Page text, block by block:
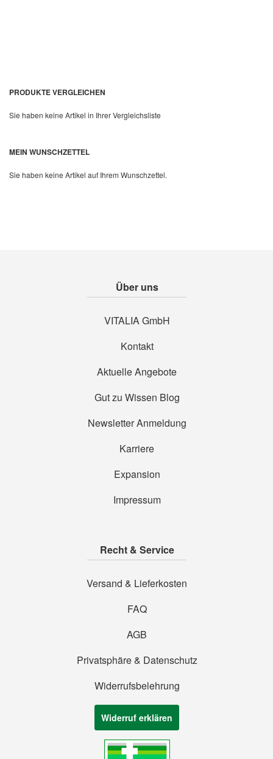
Quickview
PRODUKTE VERGLEICHEN
Sie haben keine Artikel in Ihrer Vergleichsliste
MEIN WUNSCHZETTEL
Sie haben keine Artikel auf Ihrem Wunschzettel.
Über uns
VITALIA GmbH
Kontakt
Aktuelle Angebote
Gut zu Wissen Blog
Newsletter Anmeldung
Karriere
Expansion
Impressum
Recht & Service
Versand & Lieferkosten
FAQ
AGB
Privatsphäre & Datenschutz
Widerrufsbelehrung
Widerruf erklären